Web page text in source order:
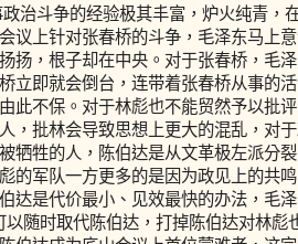
治斗争的经验极其丰富，炉火纯青，
议上针对张春桥的斗争，毛泽东马上
扬，根子却在中央。对于张春桥，毛
立即就会倒台，连带着张春桥从事的
此不保。对于林彪也不能贸然予以批
，批林会导致思想上更大的混乱，对
牺牲的人，陈伯达是从文革极左派分
的军队一方更多的是因为政见上的共
达是代价最小、见效最快的办法，毛
以随时取代陈伯达，打掉陈伯达对林彪